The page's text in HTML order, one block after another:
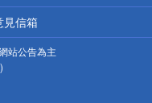
見信箱
站公告為主